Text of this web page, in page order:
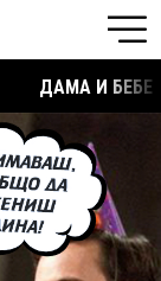
ДАМА И БЕБЕ